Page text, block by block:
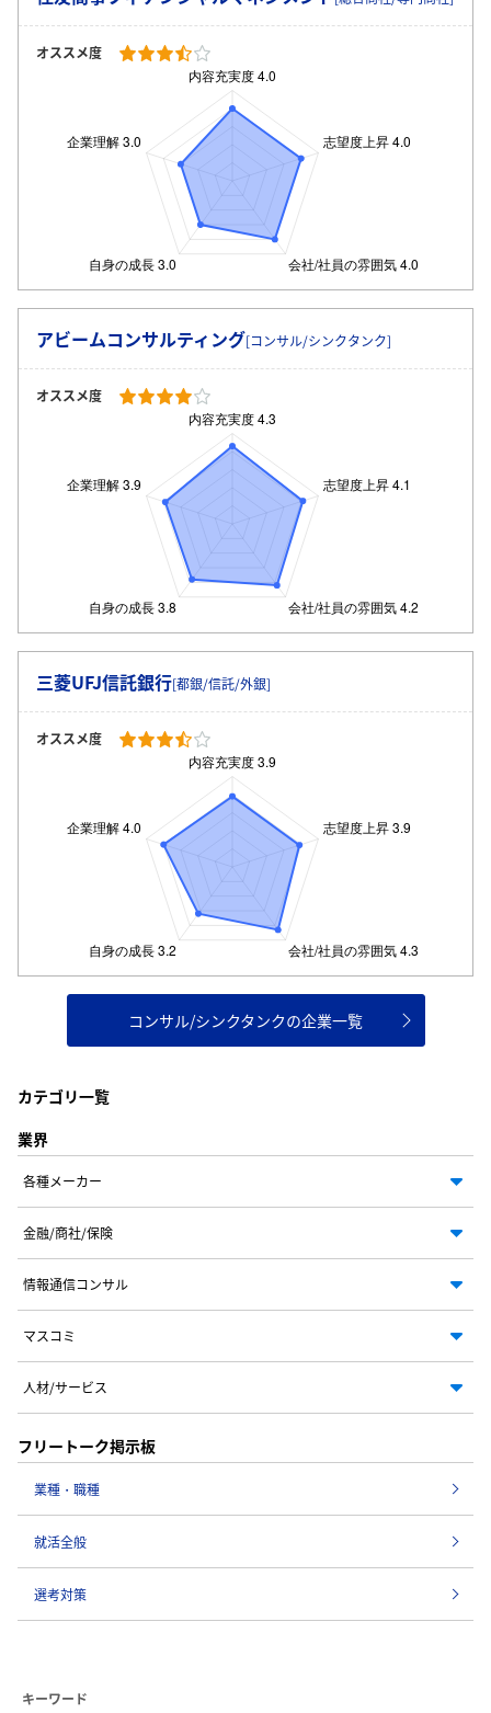
オススメ度
アビームコンサルティング[コンサル/シンクタンク]
オススメ度
三菱UFJ信託銀行[都銀/信託/外銀]
オススメ度
コンサル/シンクタンクの企業一覧
カテゴリ一覧
業界
各種メーカー
金融/商社/保険
情報通信コンサル
マスコミ
人材/サービス
フリートーク掲示板
業種・職種
就活全般
選考対策
キーワード
ログイン・会員登録